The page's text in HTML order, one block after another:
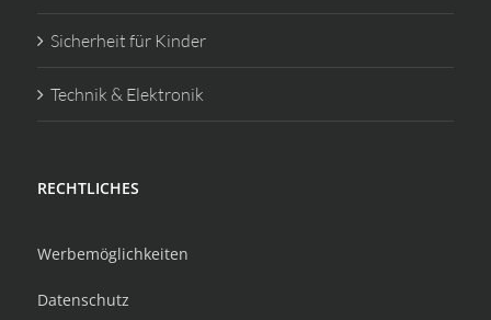
Sicherheit für Kinder
Technik & Elektronik
RECHTLICHES
Werbemöglichkeiten
Datenschutz